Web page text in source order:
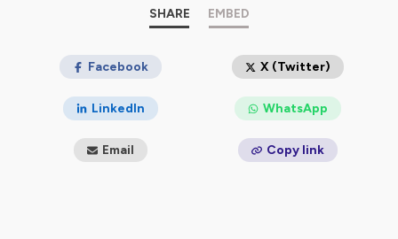
SHARE EMBED
Facebook X (Twitter)
LinkedIn WhatsApp
Email Copy link